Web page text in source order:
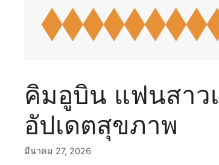
คิมอูบิน แฟนสาว
อัปเดตสุขภาพ
มีนาคม 27, 2026